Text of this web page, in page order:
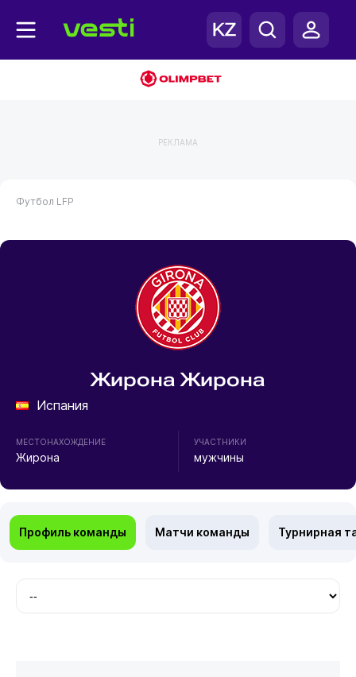
РЕКЛАМА
Футбол LFP
Жирона Жирона
Испания
МЕСТОНАХОЖДЕНИЕ
Жирона
УЧАСТНИКИ
мужчины
Профиль команды Матчи команды Турнирная